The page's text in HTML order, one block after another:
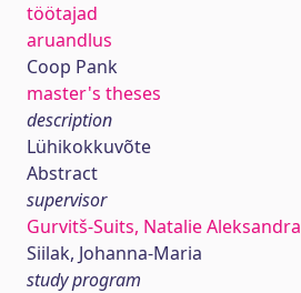
töötajad
aruandlus
Coop Pank
master's theses
description
Lühikokkuvõte
Abstract
supervisor
Gurvitš-Suits, Natalie Aleksandra
Siilak, Johanna-Maria
study program